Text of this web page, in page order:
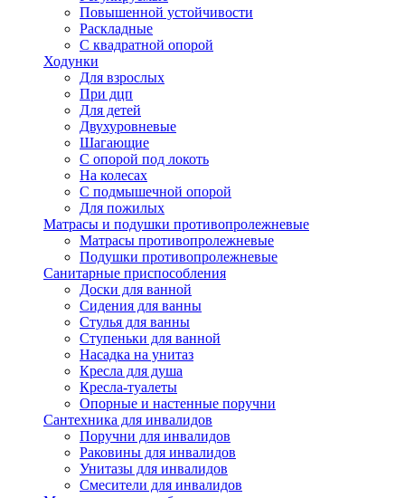
Повышенной устойчивости
Раскладные
С квадратной опорой
Ходунки
Для взрослых
При дцп
Для детей
Двухуровневые
Шагающие
С опорой под локоть
На колесах
С подмышечной опорой
Для пожилых
Матрасы и подушки противопролежневые
Матрасы противопролежневые
Подушки противопролежневые
Санитарные приспособления
Доски для ванной
Сидения для ванны
Стулья для ванны
Ступеньки для ванной
Насадка на унитаз
Кресла для душа
Кресла-туалеты
Опорные и настенные поручни
Сантехника для инвалидов
Поручни для инвалидов
Раковины для инвалидов
Унитазы для инвалидов
Смесители для инвалидов